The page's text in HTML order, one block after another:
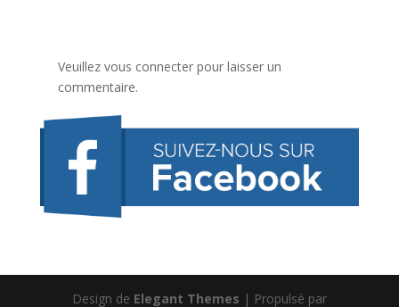
Veuillez vous connecter pour laisser un
commentaire.
Design de Elegant Themes | Propulsé par